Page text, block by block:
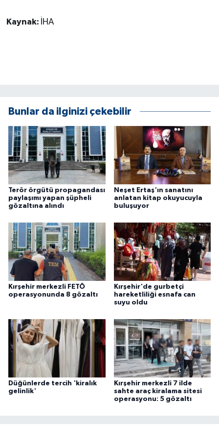
Kaynak: İHA
Bunlar da ilginizi çekebilir
Terör örgütü propagandası
paylaşımı yapan şüpheli
gözaltına alındı
Neşet Ertaş'ın sanatını
anlatan kitap okuyucuyla
buluşuyor
Kırşehir merkezli FETÖ
operasyonunda 8 gözaltı
Kırşehir'de gurbetçi
hareketliliği esnafa can
suyu oldu
Düğünlerde tercih 'kiralık
gelinlik'
Kırşehir merkezli 7 ilde
sahte araç kiralama sitesi
operasyonu: 5 gözaltı
YAŞAM